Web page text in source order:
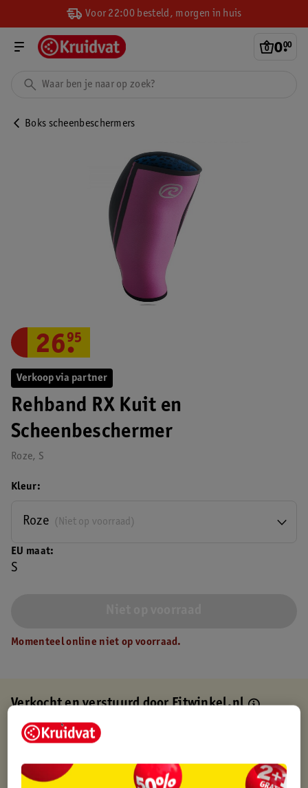
Voor 22:00 besteld, morgen in huis
0.
00
Boks scheenbeschermers
Verkoop via partner
Rehband RX Kuit en
Scheenbeschermer
Roze, S
26.
95
EU maat
S
Kleur
(Niet op voorraad)
Roze
Momenteel online niet op voorraad.
Verkocht en verstuurd doorFitwinkel.nl
Binnen 1 werkdag verstuurd
Gratis retourneren via verkooppartner.
Gratis punten met je Kruidvat kaart